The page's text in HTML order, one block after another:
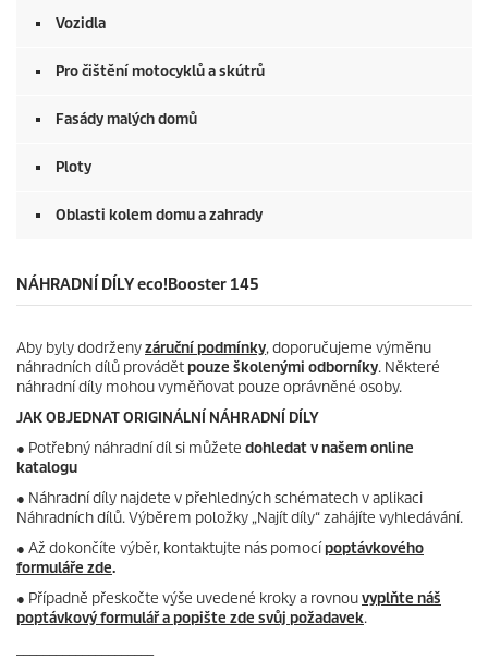
Vozidla
Pro čištění motocyklů a skútrů
Fasády malých domů
Ploty
Oblasti kolem domu a zahrady
NÁHRADNÍ DÍLYeco!Booster 145
Aby byly dodrženyzáruční podmínky, doporučujeme výměnu
náhradních dílů provádětpouze školenými odborníky. Některé
náhradní díly mohou vyměňovat pouze oprávněné osoby.
JAK OBJEDNAT ORIGINÁLNÍ NÁHRADNÍ DÍLY
● Potřebný náhradní díl si můžete dohledat v našem online
katalogu
● Náhradní díly najdete v přehledných schématech v aplikaci
Náhradních dílů. Výběrem položky „Najít díly“ zahájíte vyhledávání.
● Až dokončíte výběr, kontaktujte nás pomocípoptávkového
formuláře zde.
● Případně přeskočte výše uvedené kroky a rovnouvyplňte náš
poptávkový formulář a popište zde svůj požadavek.